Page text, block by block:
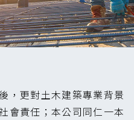
，更對土木建築專業背景
會責任；本公司同仁一本